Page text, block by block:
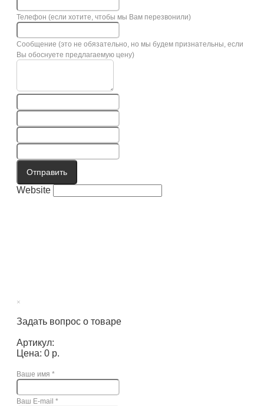
Телефон (если хотите, чтобы мы Вам перезвонили)
Сообщение (это не обязательно, но мы будем признательны, если
Вы обоснуете предлагаемую цену)
Отправить
Website
×
Задать вопрос о товаре
Артикул:
Цена: 0 р.
Ваше имя *
Ваш E-mail *